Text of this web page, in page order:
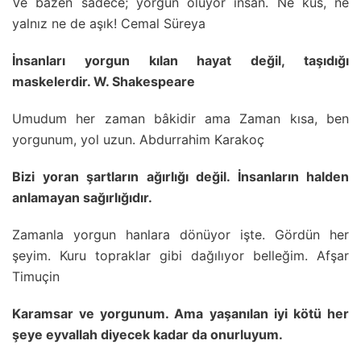
yalnız ne de aşık! Cemal Süreya
İnsanları yorgun kılan hayat değil, taşıdığı
maskelerdir. W. Shakespeare
Umudum her zaman bâkidir ama Zaman kısa, ben
yorgunum, yol uzun. Abdurrahim Karakoç
Bizi yoran şartların ağırlığı değil. İnsanların halden
anlamayan sağırlığıdır.
Zamanla yorgun hanlara dönüyor işte. Gördün her
şeyim. Kuru topraklar gibi dağılıyor belleğim. Afşar
Timuçin
Karamsar ve yorgunum. Ama yaşanılan iyi kötü her
şeye eyvallah diyecek kadar da onurluyum.